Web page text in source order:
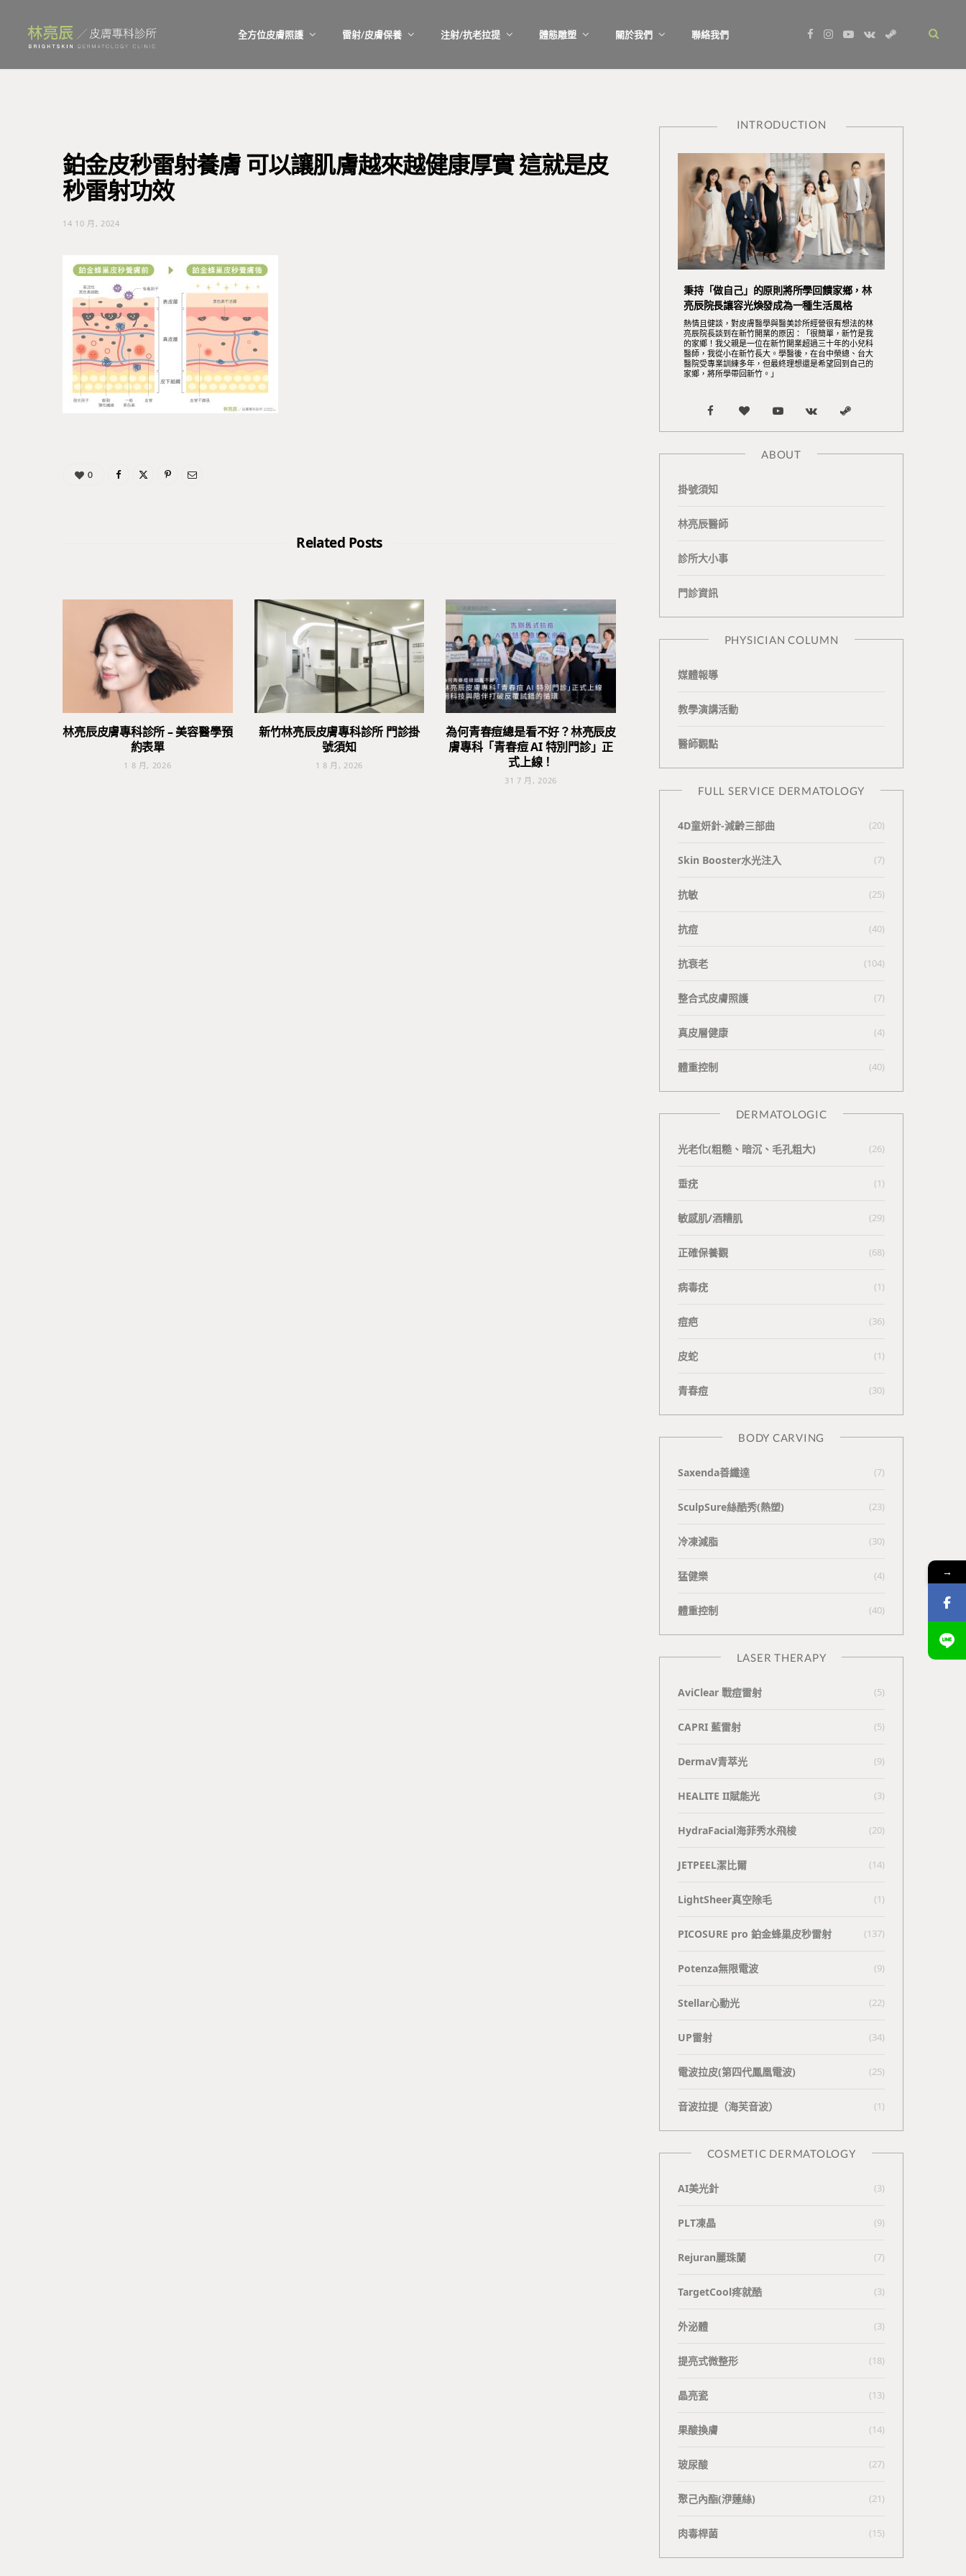
全方位皮膚照護 雷射/皮膚保養 注射/抗老拉提 體態雕塑 關於我們 聯絡我們
I
Y
V
S
鉑金皮秒雷射養膚 可以讓肌膚越來越健康厚實 這就是皮
秒雷射功效
14 10 月, 2024
0
Related Posts
林亮辰皮膚專科診所 – 美容醫學預
約表單
1 8 月, 2026
新竹林亮辰皮膚專科診所 門診掛
號須知
1 8 月, 2026
為何青春痘總是看不好？林亮辰皮
膚專科「青春痘 AI 特別門診」正
式上線！
31 7 月, 2026
INTRODUCTION
秉持「做自己」的原則將所學回饋家鄉，林
亮辰院長讓容光煥發成為一種生活風格
熱情且健談，對皮膚醫學與醫美診所經營很有想法的林
亮辰院長談到在新竹開業的原因：「很簡單，新竹是我
的家鄉！我父親是一位在新竹開業超過三十年的小兒科
醫師，我從小在新竹長大。學醫後，在台中榮總、台大
醫院受專業訓練多年，但最終理想還是希望回到自己的
家鄉，將所學帶回新竹。」
F
a
e
b
k
B
l
n
Y
o
u
V
K
e
S
t
ABOUT
掛號須知
林亮辰醫師
診所大小事
門診資訊
PHYSICIAN COLUMN
媒體報導
教學演講活動
醫師觀點
FULL SERVICE DERMATOLOGY
4D童妍針-減齡三部曲 (20)
Skin Booster水光注入 (7)
抗敏 (25)
抗痘 (40)
抗衰老 (104)
整合式皮膚照護 (7)
真皮層健康 (4)
體重控制 (40)
DERMATOLOGIC
光老化(粗糙、暗沉、毛孔粗大) (26)
垂疣 (1)
敏感肌/酒糟肌 (29)
正確保養觀 (68)
病毒疣 (1)
痘疤 (36)
皮蛇 (1)
青春痘 (30)
BODY CARVING
Saxenda善纖達 (7)
SculpSure絲酷秀(熱塑) (23)
冷凍減脂 (30)
猛健樂 (4)
體重控制 (40)
LASER THERAPY
AviClear 戰痘雷射 (5)
CAPRI 藍雷射 (5)
DermaV青萃光 (9)
HEALITE II賦能光 (3)
HydraFacial海菲秀水飛梭 (20)
JETPEEL潔比爾 (14)
LightSheer真空除毛 (1)
PICOSURE pro 鉑金蜂巢皮秒雷射 (137)
Potenza無限電波 (9)
Stellar心動光 (22)
UP雷射 (34)
電波拉皮(第四代鳳凰電波) (25)
⾳波拉提（海芙⾳波） (1)
COSMETIC DERMATOLOGY
AI美光針 (3)
PLT凍晶 (9)
Rejuran麗珠蘭 (7)
TargetCool疼就酷 (3)
外泌體 (3)
提亮式微整形 (18)
晶亮瓷 (13)
果酸換膚 (14)
玻尿酸 (27)
聚己內酯(洢蓮絲) (21)
肉毒桿菌 (15)
→